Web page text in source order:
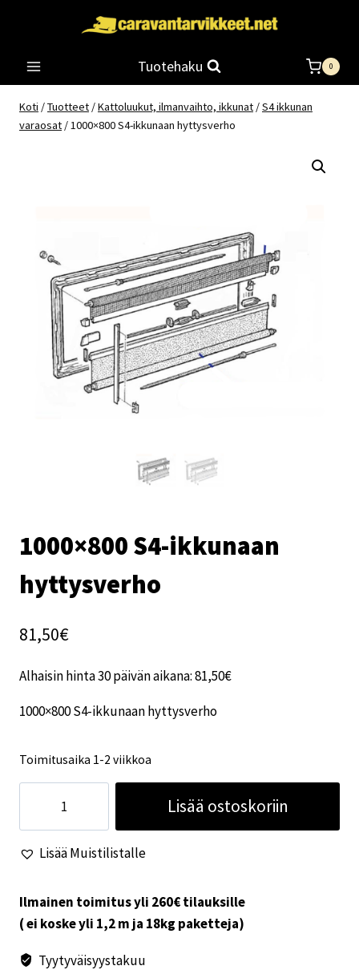
Tuotehaku 0
Koti /Tuotteet /Kattoluukut, ilmanvaihto, ikkunat /S4 ikkunan
varaosat /1000×800 S4-ikkunaan hyttysverho
1000×800 S4-ikkunaan
hyttysverho
81,50€
Alhaisin hinta 30 päivän aikana:81,50€
1000×800 S4-ikkunaan hyttysverho
Toimitusaika 1-2 viikkoa
ikkunaan
hyttysverho
Lisää ostoskoriin
Lisää Muistilistalle
Ilmainen toimitus yli 260€ tilauksille
( ei koske yli 1,2 m ja 18kg paketteja)
Tyytyväisyystakuu